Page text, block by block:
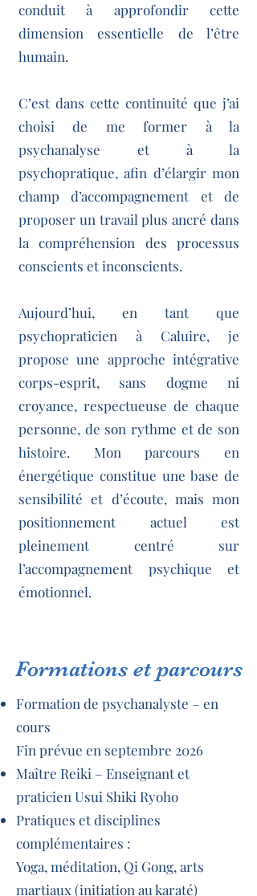
conduit à approfondir cette
dimension essentielle de l’être
humain.
C’est dans cette continuité que j’ai
choisi de me former à la
psychanalyse et à la
psychopratique, afin d’élargir mon
champ d’accompagnement et de
proposer un travail plus ancré dans
la compréhension des processus
conscients et inconscients.
Aujourd’hui, en tant que
psychopraticien à Caluire, je
propose une approche intégrative
corps-esprit, sans dogme ni
croyance, respectueuse de chaque
personne, de son rythme et de son
histoire. Mon parcours en
énergétique constitue une base de
sensibilité et d’écoute, mais mon
positionnement actuel est
pleinement centré sur
l’accompagnement psychique et
émotionnel.
Formations et parcours
Formation de psychanalyste – en
cours
Fin prévue en septembre 2026
Maître Reiki – Enseignant et
praticien Usui Shiki Ryoho
Pratiques et disciplines
complémentaires :
Yoga, méditation, Qi Gong, arts
martiaux (initiation au karaté)